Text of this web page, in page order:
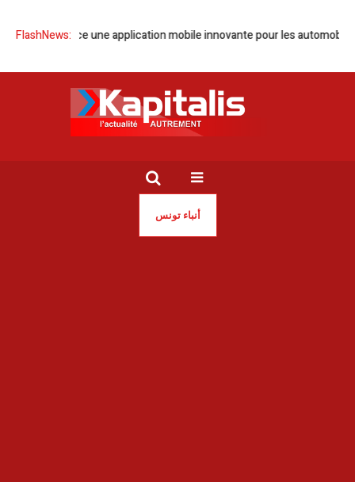
FlashNews:
FIX’N’GO lance une application mobile innovante pour les
أنباء تونس